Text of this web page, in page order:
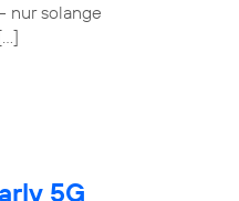
nur solange
5G